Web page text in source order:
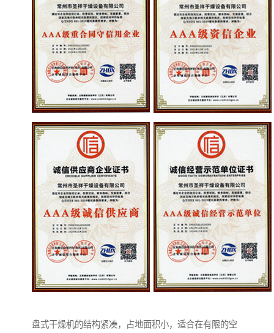
盘式干燥机的结构紧凑，占地面积小，适合在有限的空